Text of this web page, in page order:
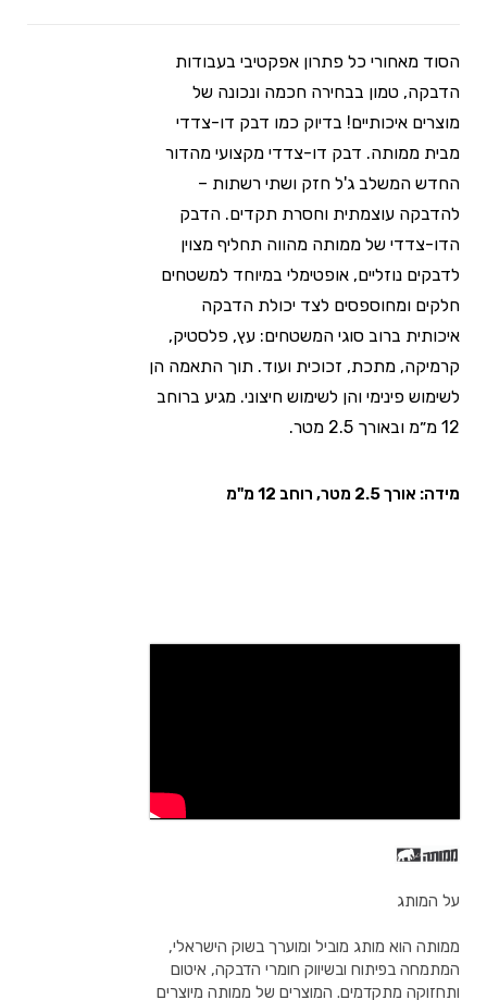
הסוד מאחורי כל פתרון אפקטיבי בעבודות
הדבקה, טמון בבחירה חכמה ונכונה של
מוצרים איכותיים! בדיוק כמו דבק דו-צדדי
מבית ממותה. דבק דו-צדדי מקצועי מהדור
החדש המשלב ג'ל חזק ושתי רשתות –
להדבקה עוצמתית וחסרת תקדים. הדבק
הדו-צדדי של ממותה מהווה תחליף מצוין
לדבקים נוזליים, אופטימלי במיוחד למשטחים
חלקים ומחוספסים לצד יכולת הדבקה
איכותית ברוב סוגי המשטחים: עץ, פלסטיק,
קרמיקה, מתכת, זכוכית ועוד. תוך התאמה הן
לשימוש פינימי והן לשימוש חיצוני. מגיע ברוחב
12 מ״מ ובאורך 2.5 מטר.
מידה: אורך 2.5 מטר, רוחב 12 מ"מ
על המותג
ממותה הוא מותג מוביל ומוערך בשוק הישראלי,
המתמחה בפיתוח ובשיווק חומרי הדבקה, איטום
ותחזוקה מתקדמים. המוצרים של ממותה מיוצרים